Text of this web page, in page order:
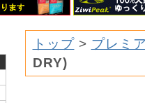
トップ> プレミ
DRY)